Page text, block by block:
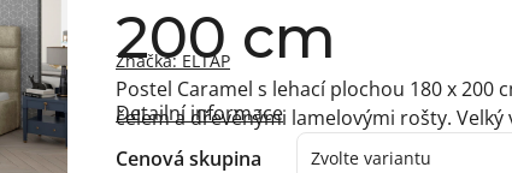
200 cm
Značka:ELTAP
Cenová skupina
Postel Caramel s lehací plochou 180 x 200
čelem a dřevěnými lamelovými rošty.
Detailní informace